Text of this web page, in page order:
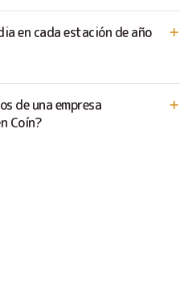
en cada estación de año
de una empresa
Coín?